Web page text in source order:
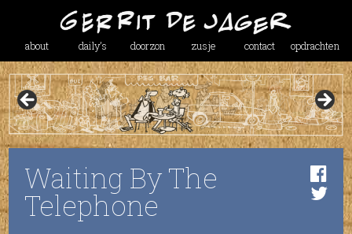
about daily’s doorzon zusje contact opdrachten
Waiting By The
Telephone